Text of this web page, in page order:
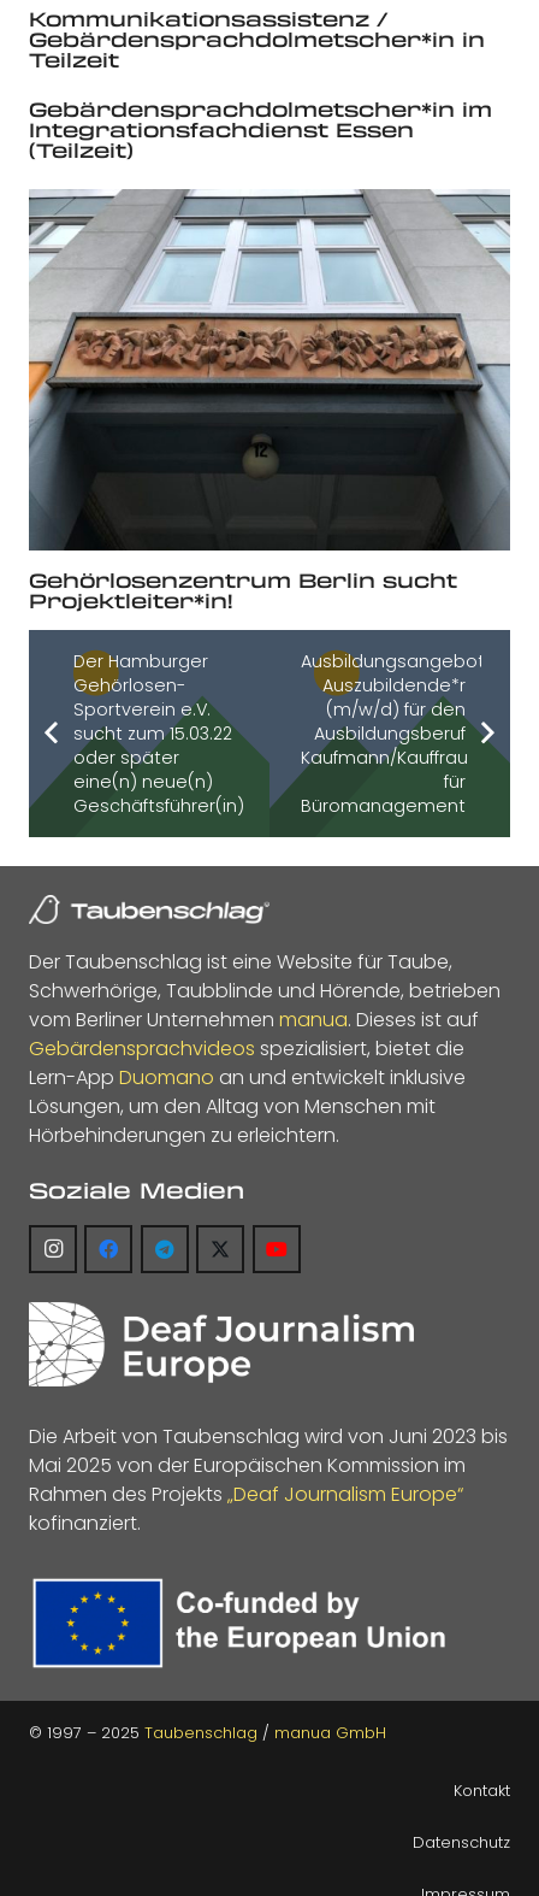
Kommunikationsassistenz /
Gebärdensprachdolmetscher*in in
Teilzeit
Gebärdensprachdolmetscher*in im
Integrationsfachdienst Essen
(Teilzeit)
Gehörlosenzentrum Berlin sucht
Projektleiter*in!
Der Hamburger
Gehörlosen-
Sportverein e.V.
sucht zum 15.03.22
oder später
eine(n) neue(n)
Geschäftsführer(in)
Ausbildungsangebot:
Auszubildende*r
(m/w/d) für den
Ausbildungsberuf
Kaufmann/Kauffrau
für
Büromanagement
Der Taubenschlag ist eine Website für Taube,
Schwerhörige, Taubblinde und Hörende, betrieben
vom Berliner Unternehmen manua. Dieses ist auf
Gebärdensprachvideos spezialisiert, bietet die
Lern-App Duomano an und entwickelt inklusive
Lösungen, um den Alltag von Menschen mit
Hörbehinderungen zu erleichtern.
Soziale Medien
Die Arbeit von Taubenschlag wird von Juni 2023 bis
Mai 2025 von der Europäischen Kommission im
Rahmen des Projekts „Deaf Journalism Europe“
kofinanziert.
© 1997 – 2025 Taubenschlag / manua GmbH
Kontakt
Datenschutz